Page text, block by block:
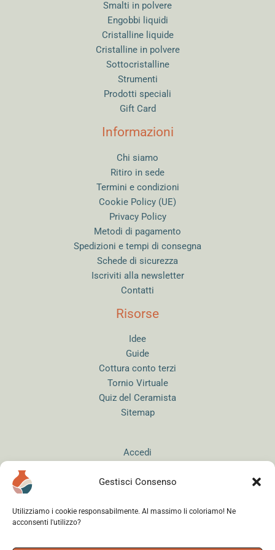
Gestisci Consenso
Utilizziamo i cookie responsabilmente. Al massimo li coloriamo! Ne
acconsenti l'utilizzo?
Smalti in polvere
Engobbi liquidi
Cristalline liquide
Cristalline in polvere
Sottocristalline
Strumenti
Prodotti speciali
Gift Card
Informazioni
Chi siamo
Ritiro in sede
Termini e condizioni
Cookie Policy (UE)
Privacy Policy
Metodi di pagamento
Spedizioni e tempi di consegna
Schede di sicurezza
Iscriviti alla newsletter
Contatti
Risorse
Idee
Guide
Cottura conto terzi
Tornio Virtuale
Quiz del Ceramista
Sitemap
Accedi